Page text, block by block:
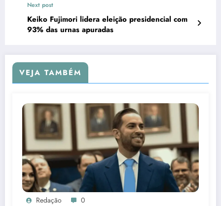
Next post
Keiko Fujimori lidera eleição presidencial com
93% das urnas apuradas
VEJA TAMBÉM
Redação 0